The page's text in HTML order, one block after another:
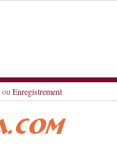
ou Enregistrement